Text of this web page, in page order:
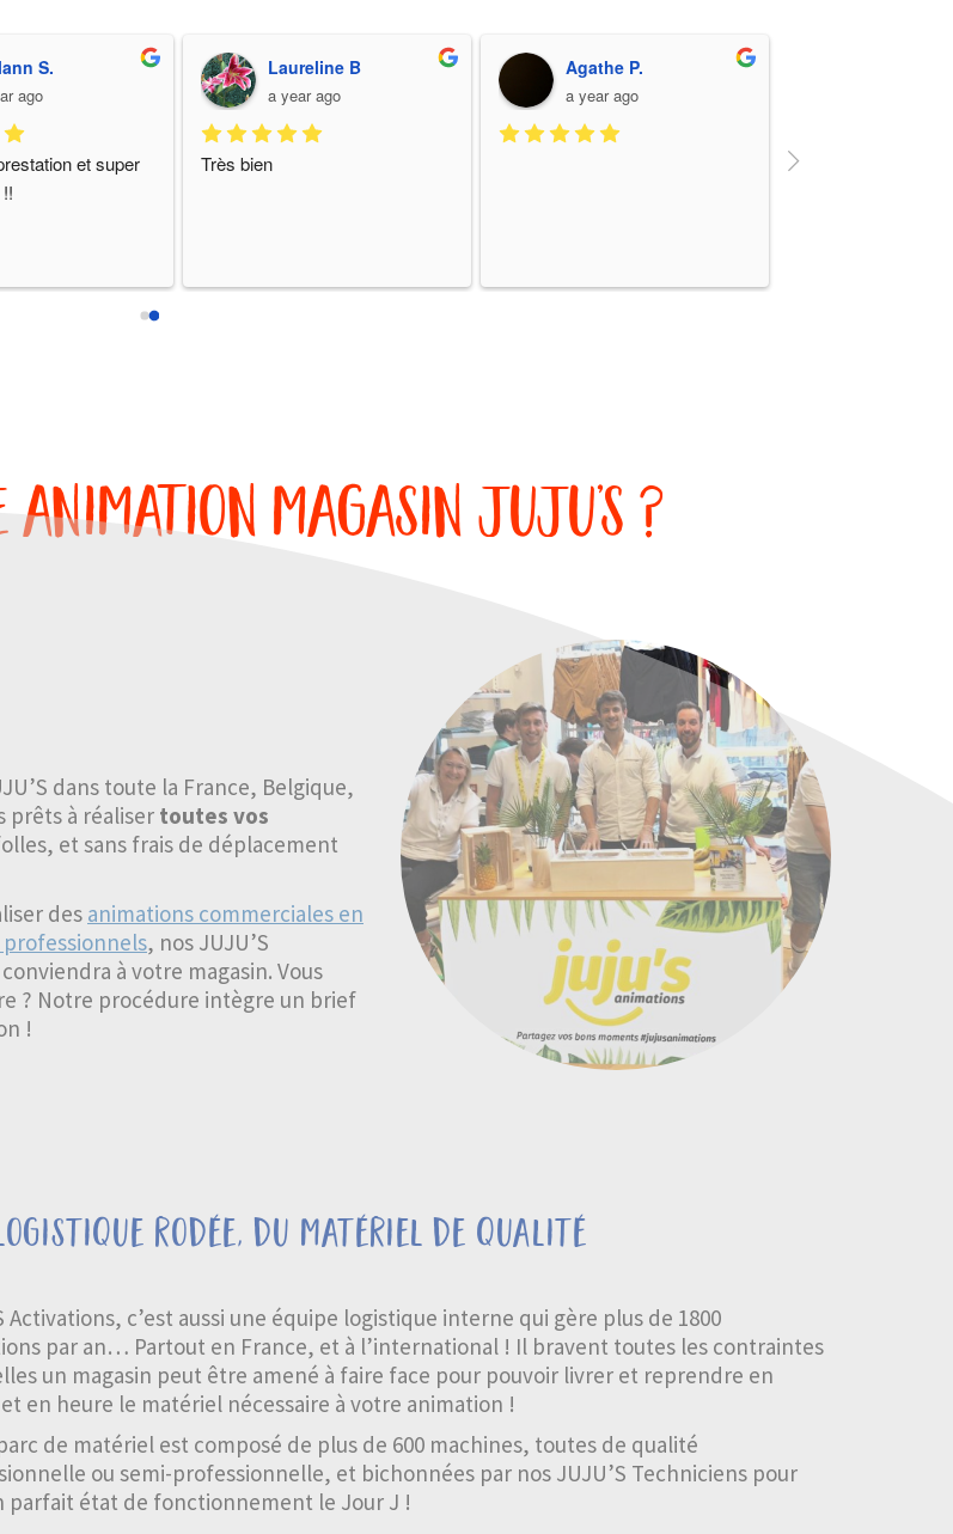
S.
ago
et super
Laureline B
a year ago
Très bien
Agathe P.
a year ago
animation magasin juju’s ?
dans toute la France, Belgique,
prêts à réaliser toutes vos
et sans frais de déplacement
des animations commerciales en
professionnels, nos JUJU’S
à votre magasin. Vous
? Notre procédure intègre un brief
!
rodée, du matériel de qualité
Activations, c’est aussi une équipe logistique interne qui gère plus de 1800
par an… Partout en France, et à l’international ! Il bravent toutes les contraintes
un magasin peut être amené à faire face pour pouvoir livrer et reprendre en
en heure le matériel nécessaire à votre animation !
de matériel est composé de plus de 600 machines, toutes de qualité
ou semi-professionnelle, et bichonnées par nos JUJU’S Techniciens pour
parfait état de fonctionnement le Jour J !